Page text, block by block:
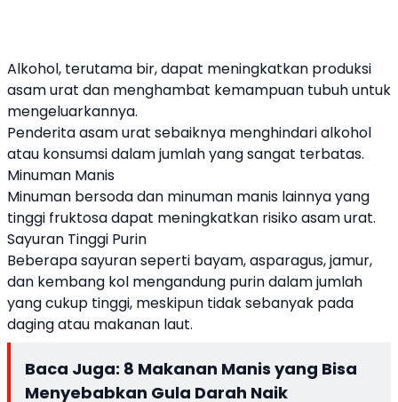
Alkohol, terutama bir, dapat meningkatkan produksi
asam urat dan menghambat kemampuan tubuh untuk
mengeluarkannya.
Penderita asam urat sebaiknya menghindari alkohol
atau konsumsi dalam jumlah yang sangat terbatas.
Minuman Manis
Minuman bersoda dan minuman manis lainnya yang
tinggi fruktosa dapat meningkatkan risiko asam urat.
Sayuran Tinggi Purin
Beberapa sayuran seperti bayam, asparagus, jamur,
dan kembang kol mengandung purin dalam jumlah
yang cukup tinggi, meskipun tidak sebanyak pada
daging atau makanan laut.
Baca Juga: 8 Makanan Manis yang Bisa
Menyebabkan Gula Darah Naik